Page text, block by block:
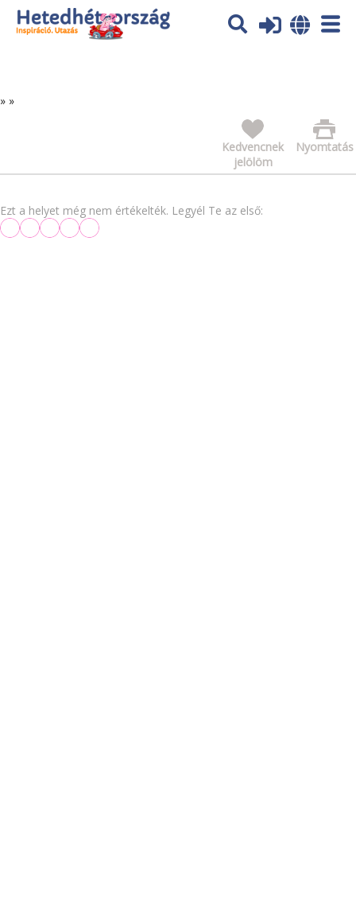
Az oldal sütiket (cookies) használ. További tájékoztatás itt:
Adatvédelmi tájékoztató
» »
Nyomtatás
Kedvencnek
jelölöm
Ezt a helyet még nem értékelték. Legyél Te az első: